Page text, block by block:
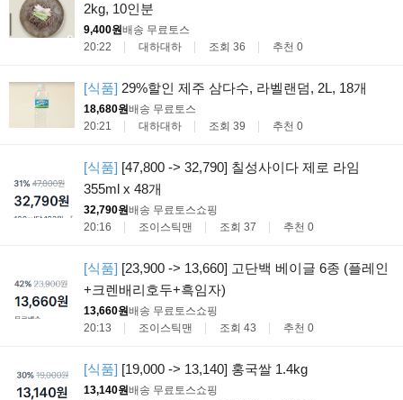
2kg, 10인분
9,400원배송 무료토스
20:22
대하대하 조회 36 추천 0
[식품] 29%할인 제주 삼다수, 라벨랜덤, 2L, 18개
18,680원배송 무료토스
20:21
대하대하 조회 39 추천 0
[식품] [47,800 -> 32,790] 칠성사이다 제로 라임
355ml x 48개
32,790원배송 무료토스쇼핑
20:16
조이스틱맨 조회 37 추천 0
[식품] [23,900 -> 13,660] 고단백 베이글 6종 (플레인
+크렌배리호두+흑임자)
13,660원배송 무료토스쇼핑
20:13
조이스틱맨 조회 43 추천 0
[식품] [19,000 -> 13,140] 홍국쌀 1.4kg
13,140원배송 무료토스쇼핑